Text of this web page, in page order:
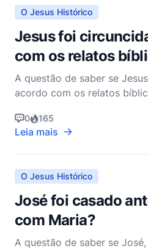
O Jesus Histórico
Jesus foi
com os relatos
A questão de saber se
acordo com os relatos
aos costumes judaicos. O
uma resposta clara a essa
Jesus foi de fato
significativo
0 165
Leia mais
O Jesus Histórico
José foi casado
com Maria?
A questão de saber se